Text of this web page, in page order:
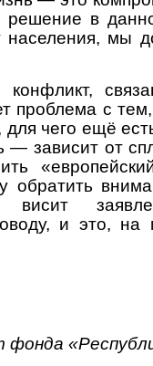
решение в
населения, мы
проблема с
чего ещё
зависит от
обратить
и это, на
фонда